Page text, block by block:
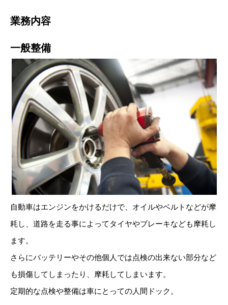
業務内容
一般整備
自動車はエンジンをかけるだけで、オイルやベルトなどが摩
耗し、道路を走る事によってタイヤやブレーキなども摩耗し
ます。
さらにバッテリーやその他個人では点検の出来ない部分など
も損傷してしまったり、摩耗してしまいます。
定期的な点検や整備は車にとっての人間ドック。